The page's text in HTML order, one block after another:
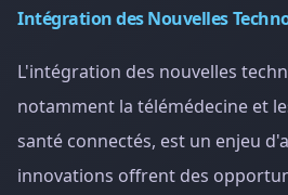
Intégration des Nouvelles
L'intégration des nouvelles
notamment la télémédecine et
santé connectés, est un enjeu
innovations offrent des